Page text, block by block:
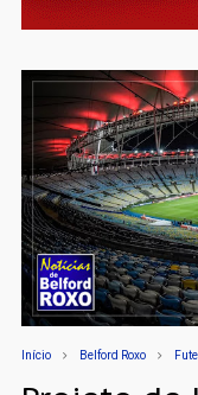
Início Belford Roxo